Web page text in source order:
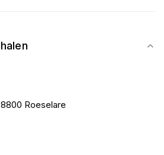
Roeselare